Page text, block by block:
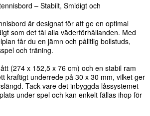
– Stabilt, Smidigt och
är designat för att ge en optimal
som det tål alla väderförhållanden. Med
får du en jämn och pålitlig bollstuds,
och träning.
(274 x 152,5 x 76 cm) och en stabil ram
kraftigt underrede på 30 x 30 mm, vilket ger
Tack vare det inbyggda låssystemet
under spel och kan enkelt fällas ihop för